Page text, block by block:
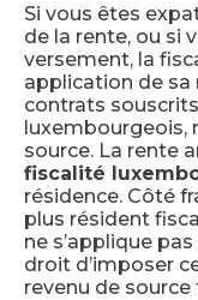
Si vous êtes
de la rente, ou si
versement, la
application de sa
contrats
luxembourgeois,
source. La rente
fiscalité
résidence. Côté
plus résident
ne s’applique
droit d’imposer
revenu de source